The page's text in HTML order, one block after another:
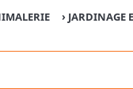
› JARDINAGE